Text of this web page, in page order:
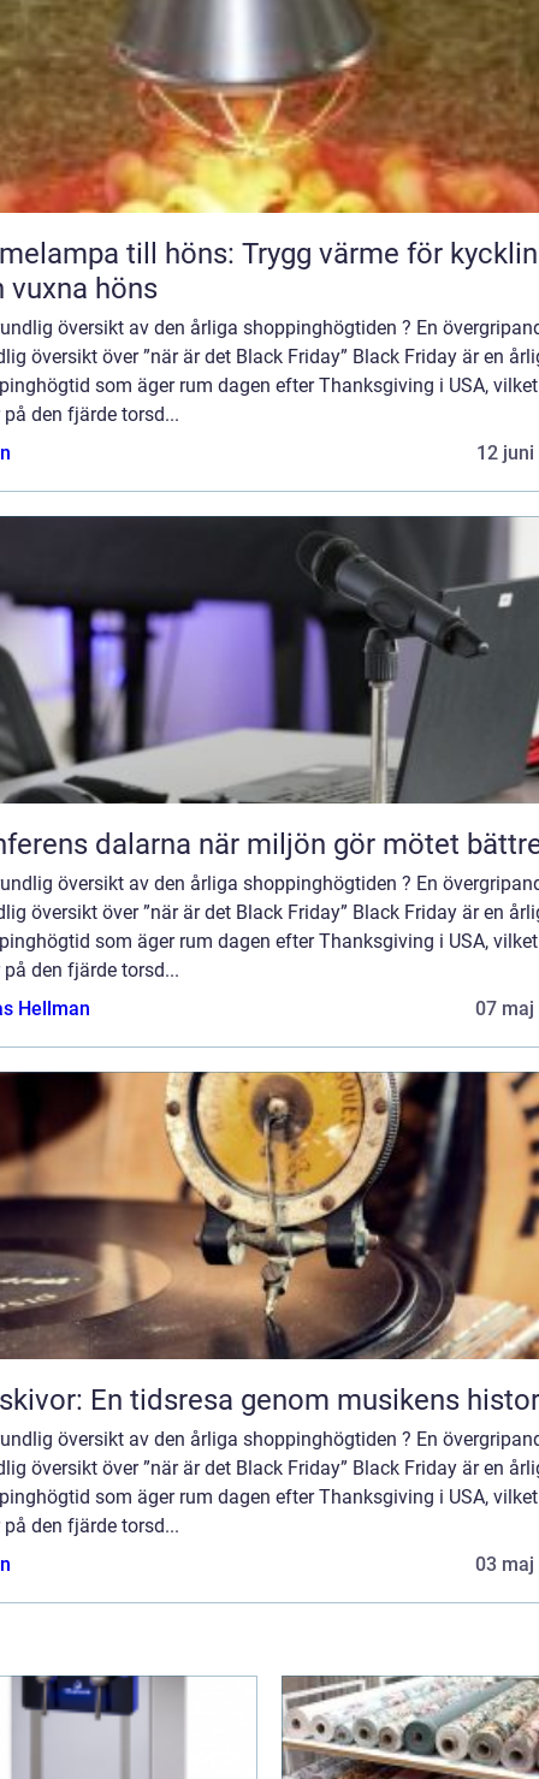
till höns: Trygg värme för
vuxna höns
översikt av den årliga shoppinghögtiden ? En
översikt över ”när är det Black Friday” Black Friday är en
som äger rum dagen efter Thanksgiving i USA, vilket
den fjärde torsd...
12 juni
Konferens dalarna när miljön gör mötet
översikt av den årliga shoppinghögtiden ? En
översikt över ”när är det Black Friday” Black Friday är en
som äger rum dagen efter Thanksgiving i USA, vilket
den fjärde torsd...
Hellman
07 maj
En tidsresa genom musikens
översikt av den årliga shoppinghögtiden ? En
översikt över ”när är det Black Friday” Black Friday är en
som äger rum dagen efter Thanksgiving i USA, vilket
den fjärde torsd...
03 maj